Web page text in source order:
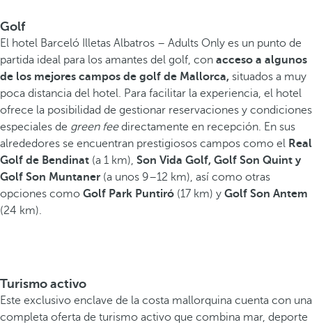
Golf
El hotel Barceló Illetas Albatros – Adults Only es un punto de
partida ideal para los amantes del golf, con acceso a algunos
de los mejores campos de golf de Mallorca, situados a muy
poca distancia del hotel. Para facilitar la experiencia, el hotel
ofrece la posibilidad de gestionar reservaciones y condiciones
especiales de green feedirectamente en recepción. En sus
alrededores se encuentran prestigiosos campos como el Real
Golf de Bendinat (a 1 km), Son Vida Golf, Golf Son Quint y
Golf Son Muntaner (a unos 9–12 km), así como otras
opciones como Golf Park Puntiró (17 km) y Golf Son Antem
(24 km).
Turismo activo
Este exclusivo enclave de la costa mallorquina cuenta con una
completa oferta de turismo activo que combina mar, deporte